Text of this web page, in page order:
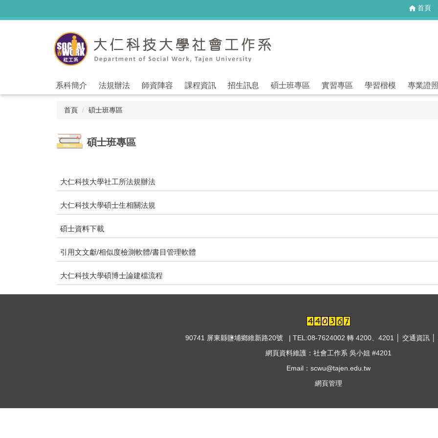
首頁
系科簡介 法規辦法 師資陣容 課程資訊 招生訊息 碩士班專區 實習專區 學習楷模 專業證照
首頁 碩士班專區
碩士班專區
大仁科技大學社工所法規辦法
大仁科技大學碩士生相關法規
碩士資料下載
引用文文獻/相似度檢測軟體/書目管理軟體
大仁科技大學碩博士論建檔流程
90741 屏東縣鹽埔鄉維新路20號 | TEL:08-7624002 轉 4200、4201 │ 交通資訊│
網頁資料維護：社會工作系 吳小姐 #4201
Email：scwu@tajen.edu.tw
網頁管理